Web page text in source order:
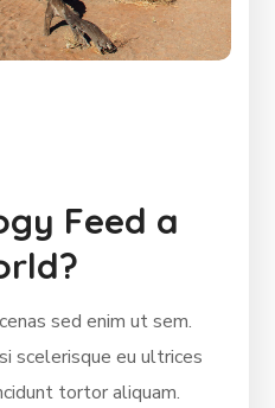
Feed a
sed enim ut sem.
scelerisque eu ultrices
tortor aliquam.